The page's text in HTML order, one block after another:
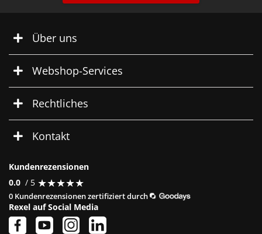
Über uns
Webshop-Services
Rechtliches
Kontakt
Kundenrezensionen
0.0 / 5 ★★★★★
★★★★★
0 Kundenrezensionen zertifiziert durch
Rexel auf Social Media